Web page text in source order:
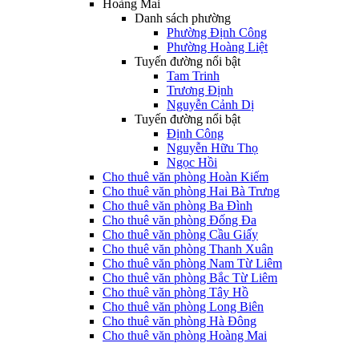
Hoàng Mai
Danh sách phường
Phường Định Công
Phường Hoàng Liệt
Tuyến đường nổi bật
Tam Trinh
Trương Định
Nguyễn Cảnh Dị
Tuyến đường nổi bật
Định Công
Nguyễn Hữu Thọ
Ngọc Hồi
Cho thuê văn phòng Hoàn Kiếm
Cho thuê văn phòng Hai Bà Trưng
Cho thuê văn phòng Ba Đình
Cho thuê văn phòng Đống Đa
Cho thuê văn phòng Cầu Giấy
Cho thuê văn phòng Thanh Xuân
Cho thuê văn phòng Nam Từ Liêm
Cho thuê văn phòng Bắc Từ Liêm
Cho thuê văn phòng Tây Hồ
Cho thuê văn phòng Long Biên
Cho thuê văn phòng Hà Đông
Cho thuê văn phòng Hoàng Mai